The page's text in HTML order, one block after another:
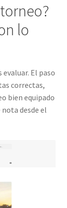
lo
El paso
correctas,
bien equipado
desde el